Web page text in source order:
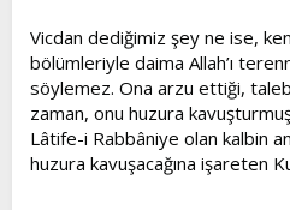
Vicdan dediğimiz şey ne ise,
bölümleriyle daima Allah’ı
söylemez. Ona arzu ettiği,
zaman, onu huzura
Lâtife-i Rabbâniye olan kalbin
huzura kavuşacağına işareten